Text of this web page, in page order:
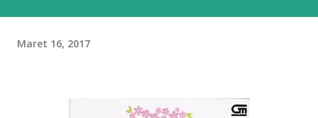
Maret 16, 2017